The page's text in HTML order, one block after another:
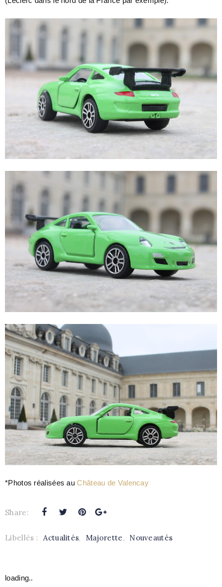
*Photos réalisées auChâteau de Valencay
Share:
Libellés : Actualités, Majorette, Nouveautés
loading..